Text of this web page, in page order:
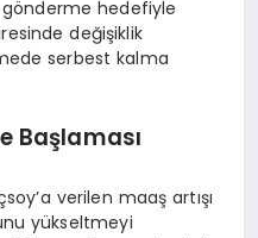
gönderme hedefiyle
değişiklik
serbest kalma
Başlaması
verilen maaş artışı
yükseltmeyi